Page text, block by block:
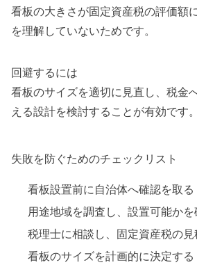
看板の大きさが固定資産税の評価額
を理解していないためです。
回避するには
看板のサイズを適切に見直し、税金
える設計を検討することが有効です。
失敗を防ぐためのチェックリスト
看板設置前に自治体へ確認を取る
用途地域を調査し、設置可能か
税理士に相談し、固定資産税の
看板のサイズを計画的に決定する